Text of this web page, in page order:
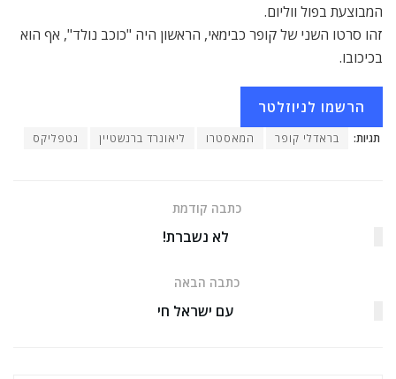
המבוצעת בפול ווליום.
זהו סרטו השני של קופר כבימאי, הראשון היה "כוכב נולד", אף הוא
בכיכובו.
הרשמו לניוזלטר
תגיות: בראדלי קופר המאסטרו ליאונרד ברנשטיין נטפליקס
כתבה קודמת
לא נשברת!
כתבה הבאה
עם ישראל חי